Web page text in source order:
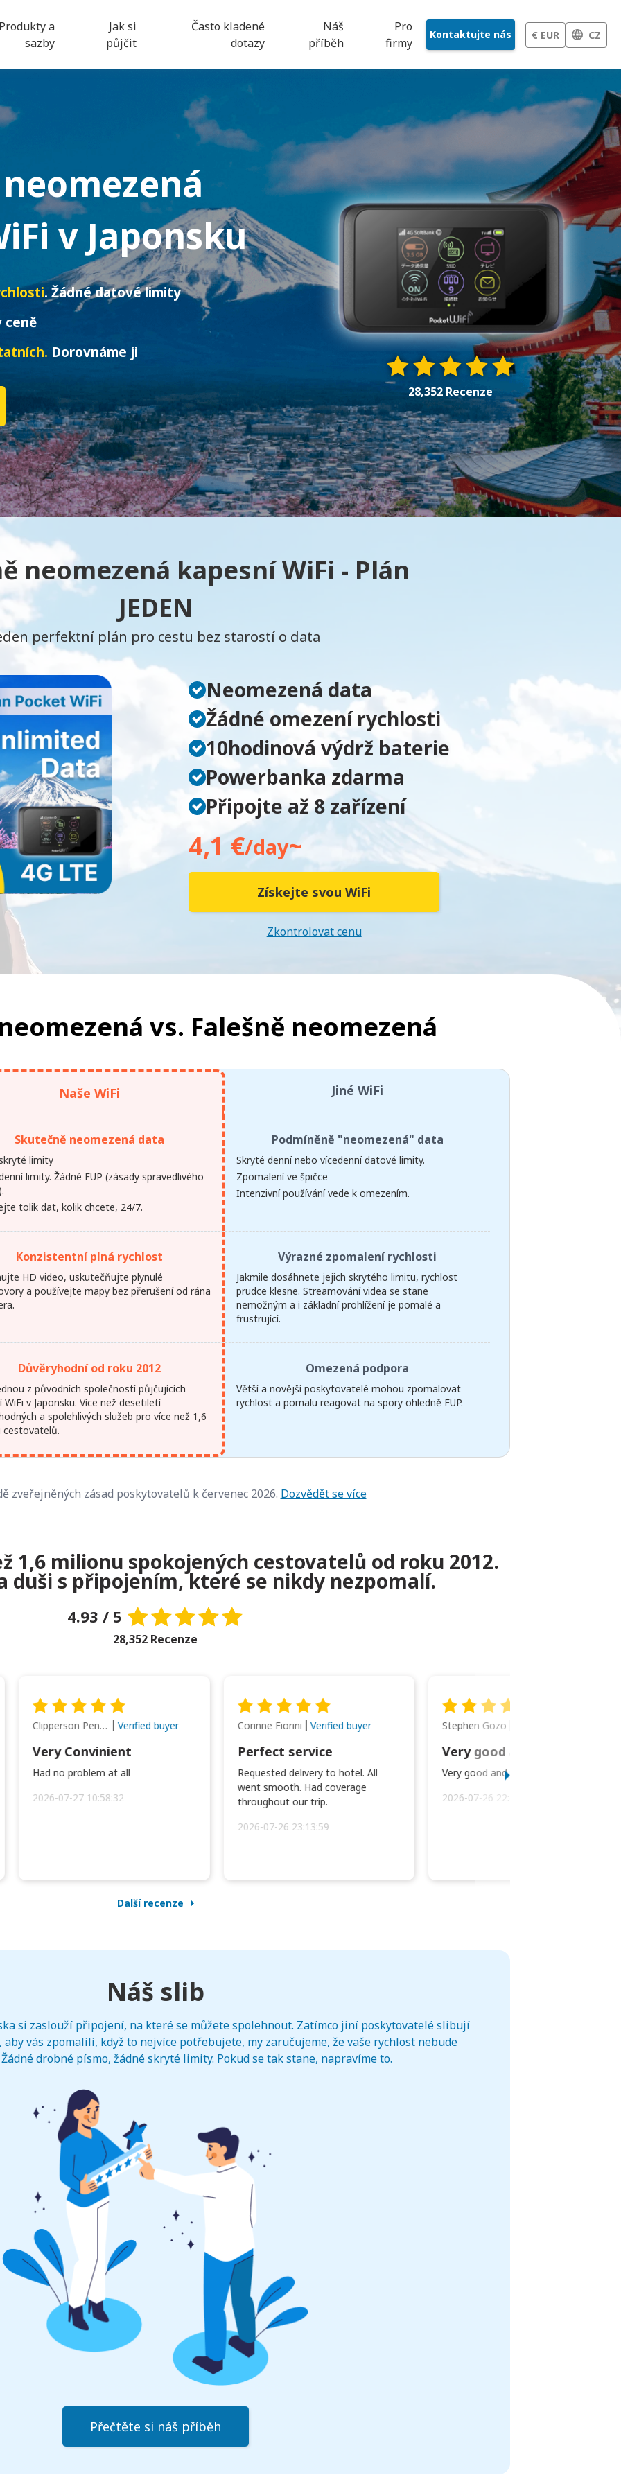
a
sazby
Jak si
půjčit
Často kladené
dotazy
Náš
příběh
Pro
firmy
Kontaktujte nás € EUR CZ
28,352 Recenze
v Japonsku
. Žádné datové limity
ceně
Dorovnáme ji
neomezená kapesní WiFi - Plán
JEDEN
perfektní plán pro cestu bez starostí o data
Neomezená data
Žádné omezení rychlosti
10hodinová výdrž baterie
Powerbanka zdarma
Připojte až 8 zařízení
4,1 €/day~
Získejte svou WiFi
Zkontrolovat cenu
vs. Falešně neomezená
Naše WiFi Jiné WiFi
Skutečně neomezená data
limity
limity. Žádné FUP (zásady spravedlivého
tolik dat, kolik chcete, 24/7.
Podmíněně "neomezená" data
Skryté denní nebo vícedenní datové limity.
Zpomalení ve špičce
Intenzivní používání vede k omezením.
Konzistentní plná rychlost
HD video, uskutečňujte plynulé
a používejte mapy bez přerušení od rána
Výrazné zpomalení rychlosti
Jakmile dosáhnete jejich skrytého limitu, rychlost
prudce klesne. Streamování videa se stane
nemožným a i základní prohlížení je pomalé a
frustrující.
Důvěryhodní od roku 2012
z původních společností půjčujících
WiFi v Japonsku. Více než desetiletí
a spolehlivých služeb pro více než 1,6
cestovatelů.
Omezená podpora
Větší a novější poskytovatelé mohou zpomalovat
rychlost a pomalu reagovat na spory ohledně FUP.
zveřejněných zásad poskytovatelů k červenec 2026. Dozvědět se více
1,6 milionu spokojených cestovatelů od roku 2012.
duši s připojením, které se nikdy nezpomalí.
4.93 / 5
28,352 Recenze
Clipperson Penilla Verified buyer
Very Convinient
Had no problem at all
2026-07-27 10:58:32
Corinne Fiorini Verified buyer
Perfect service
Requested delivery to hotel. All
went smooth. Had coverage
throughout our trip.
2026-07-26 23:13:59
Stephen Gozo
Very good and prompt service.
2026-07-26 22:43:45
Další recenze
Náš slib
si zaslouží připojení, na které se můžete spolehnout. Zatímco jiní poskytovatelé slibují
vás zpomalili, když to nejvíce potřebujete, my zaručujeme, že vaše rychlost nebude
drobné písmo, žádné skryté limity. Pokud se tak stane, napravíme to.
Přečtěte si náš příběh